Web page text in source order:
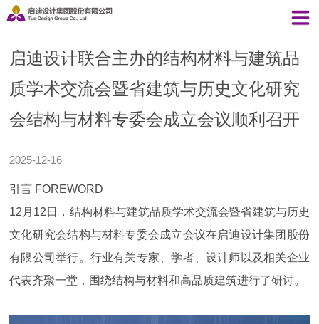
启迪设计联合主办的结构材料与建筑品
质学术交流会暨省建筑与历史文化研究
会结构与材料专委会成立会议顺利召开
2025-12-16
引言 FOREWORD
12月12日，结构材料与建筑品质学术交流会暨省建筑与历史
文化研究会结构与材料专委会成立会议在启迪设计集团股份
有限公司举行。行业有关专家、学者、设计师以及相关企业
代表齐聚一堂，围绕结构与材料和高品质建筑进行了研讨。